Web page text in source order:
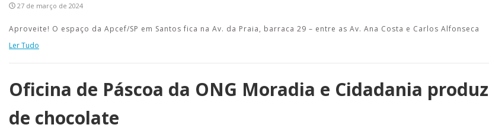
27 de março de 2024
Aproveite! O espaço da Apcef/SP em Santos fica na Av. da Praia, barraca 29 – entre as Av. Ana Costa e Carlos Alfonseca
Ler Tudo
Oficina de Páscoa da ONG Moradia e Cidadania
de chocolate